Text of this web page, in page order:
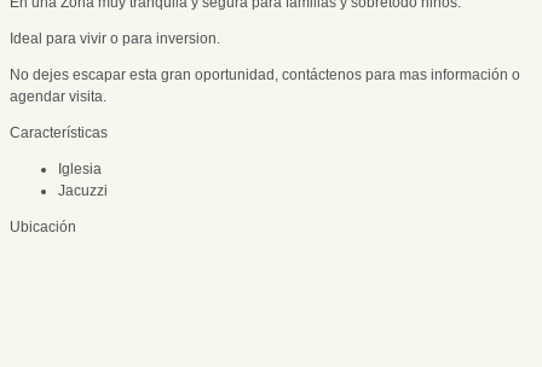
Ideal para vivir ‌o para inversion.
No ‌dejes escapar ‌esta ‌gran oportunidad, contáctenos ‌para ‌mas ‌información ‌o
‌agendar ‌visita.
Características
Iglesia
Jacuzzi
Ubicación